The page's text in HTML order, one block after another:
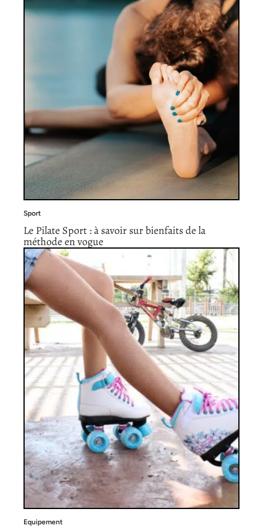
Sport
Le Pilate Sport : à savoir sur bienfaits de la
méthode en vogue
Equipement